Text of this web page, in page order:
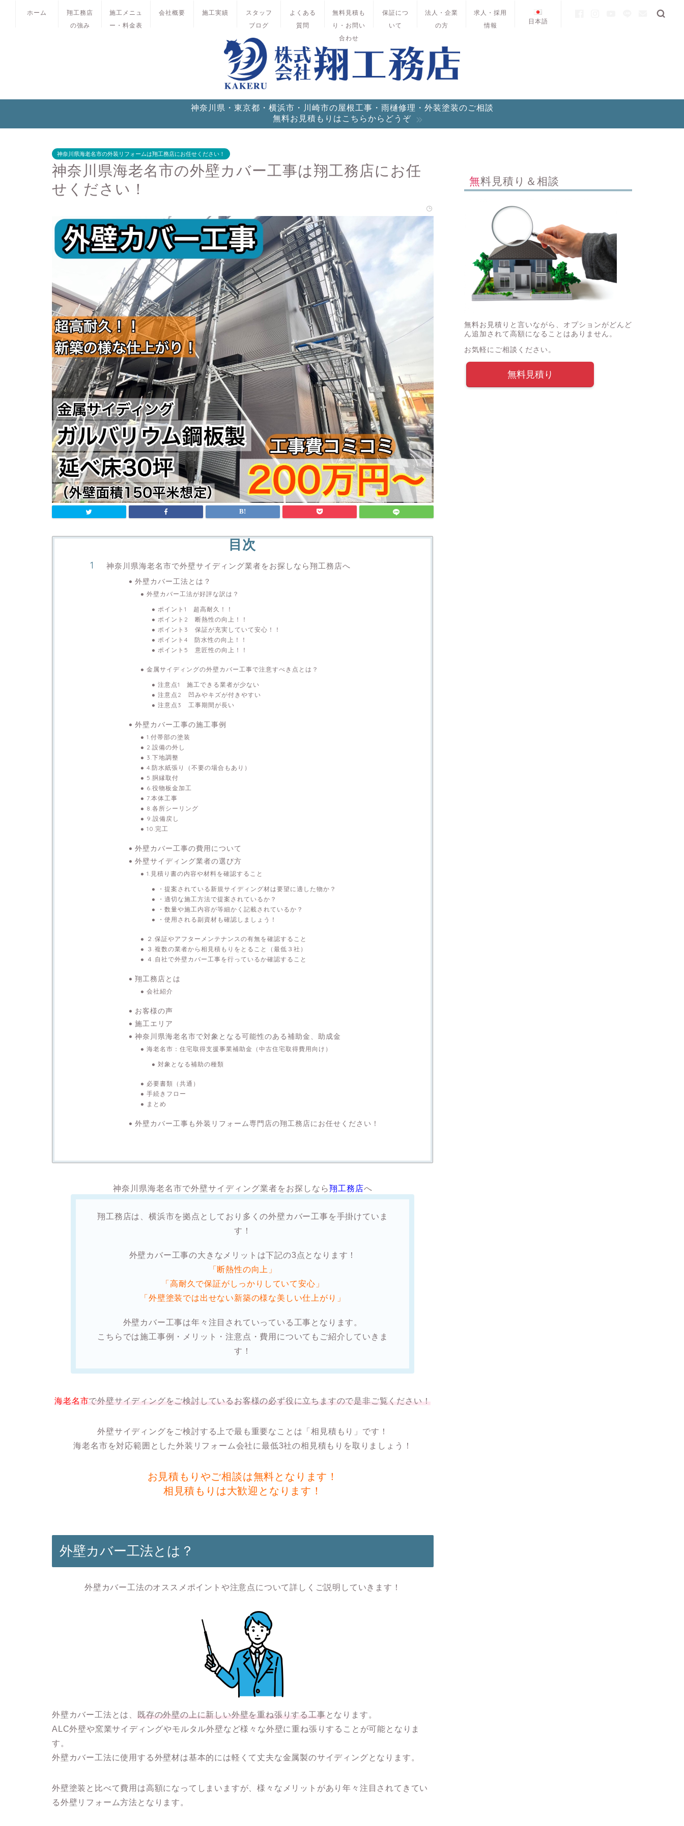
ホーム
翔工務店
の強み
施工メニュ
ー・料金表
会社概要 施工実績
スタッフ
ブログ
よくある
質問
無料見積も
り・お問い
合わせ
保証につ
いて
法人・企業
の方
求人・採用
情報
日本語
神奈川県・東京都・横浜市・川崎市の屋根工事・雨樋修理・外装塗装のご相談
無料お見積もりはこちらからどうぞ
神奈川県海老名市の外装リフォームは翔工務店にお任せください！
神奈川県海老名市の外壁カバー工事は翔工務店にお任
せください！
目次
神奈川県海老名市で外壁サイディング業者をお探しなら翔工務店へ
外壁カバー工法とは？
外壁カバー工法が好評な訳は？
ポイント1 超高耐久！！
ポイント2 断熱性の向上！！
ポイント3 保証が充実していて安心！！
ポイント4 防水性の向上！！
ポイント5 意匠性の向上！！
金属サイディングの外壁カバー工事で注意すべき点とは？
注意点1 施工できる業者が少ない
注意点2 凹みやキズが付きやすい
注意点3 工事期間が長い
外壁カバー工事の施工事例
1.付帯部の塗装
2.設備の外し
3.下地調整
4.防水紙張り（不要の場合もあり）
5.胴縁取付
6.役物板金加工
7.本体工事
8.各所シーリング
9.設備戻し
10.完工
外壁カバー工事の費用について
外壁サイディング業者の選び方
1.見積り書の内容や材料を確認すること
・提案されている新規サイディング材は要望に適した物か？
・適切な施工方法で提案されているか？
・数量や施工内容が等細かく記載されているか？
・使用される副資材も確認しましょう！
２.保証やアフターメンテナンスの有無を確認すること
３.複数の業者から相見積もりをとること（最低３社）
４.自社で外壁カバー工事を行っているか確認すること
翔工務店とは
会社紹介
お客様の声
施工エリア
神奈川県海老名市で対象となる可能性のある補助金、助成金
海老名市：住宅取得支援事業補助金（中古住宅取得費用向け）
対象となる補助の種類
必要書類（共通）
手続きフロー
まとめ
外壁カバー工事も外装リフォーム専門店の翔工務店にお任せください！
神奈川県海老名市で外壁サイディング業者をお探しなら翔工務店へ
翔工務店は、横浜市を拠点としており多くの外壁カバー工事を手掛けていま
す！
外壁カバー工事の大きなメリットは下記の3点となります！
「断熱性の向上」
「高耐久で保証がしっかりしていて安心」
「外壁塗装では出せない新築の様な美しい仕上がり」
外壁カバー工事は年々注目されていっている工事となります。
こちらでは施工事例・メリット・注意点・費用 についてもご紹介していきま
す！
海老名市で外壁サイディングをご検討しているお客様の必ず役に立ちますので是非ご覧ください！
外壁サイディングをご検討する上で最も重要なことは 「相見積もり」 です！
海老名市を対応範囲とした外装リフォーム会社に最低3社の相見積もり を取りましょう！
お見積もりやご相談は無料となります！
相見積もりは大歓迎となります！
外壁カバー工法とは？
外壁カバー工法のオススメポイントや注意点について詳しくご説明していきます！
外壁カバー工法とは、 既存の外壁の上に新しい外壁を重ね張りする工事 となります。
ALC外壁や窯業サイディングやモルタル外壁など様々な外壁に重ね張りすることが可能となりま
す。
外壁カバー工法に使用する外壁材は基本的には軽くて丈夫な金属製のサイディング となります。
外壁塗装と比べて費用は高額になってしまいますが、様々なメリットがあり年々注目されてきてい
る外壁リフォーム方法 となります。
無料見積り＆相談
無料お見積りと言いながら、オプションがどんど
ん追加されて高額になることはありません。
お気軽にご相談ください。
無料見積り